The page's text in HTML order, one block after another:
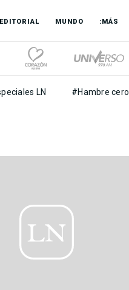
EDITORIAL MUNDO :MÁS
LN #Hambre cero